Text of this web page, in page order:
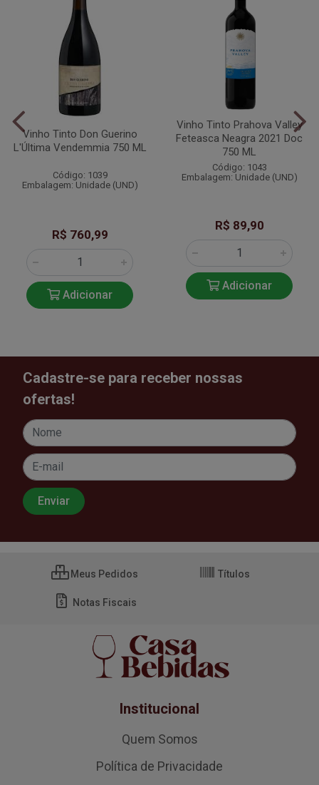
Vinho Tinto Don Guerino
L'Última Vendemmia 750 ML
Código: 1039
Embalagem: Unidade (UND)
R$ 760,99
Adicionar
Vinho Tinto Prahova Valley
Feteasca Neagra 2021 Doc
750 ML
Código: 1043
Embalagem: Unidade (UND)
R$ 89,90
Adicionar
Cadastre-se para receber nossas
ofertas!
Meus Pedidos Títulos
Notas Fiscais
Institucional
Quem Somos
Política de Privacidade